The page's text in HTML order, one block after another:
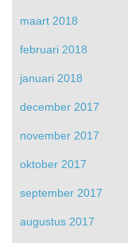
maart 2018
februari 2018
januari 2018
december 2017
november 2017
oktober 2017
september 2017
augustus 2017